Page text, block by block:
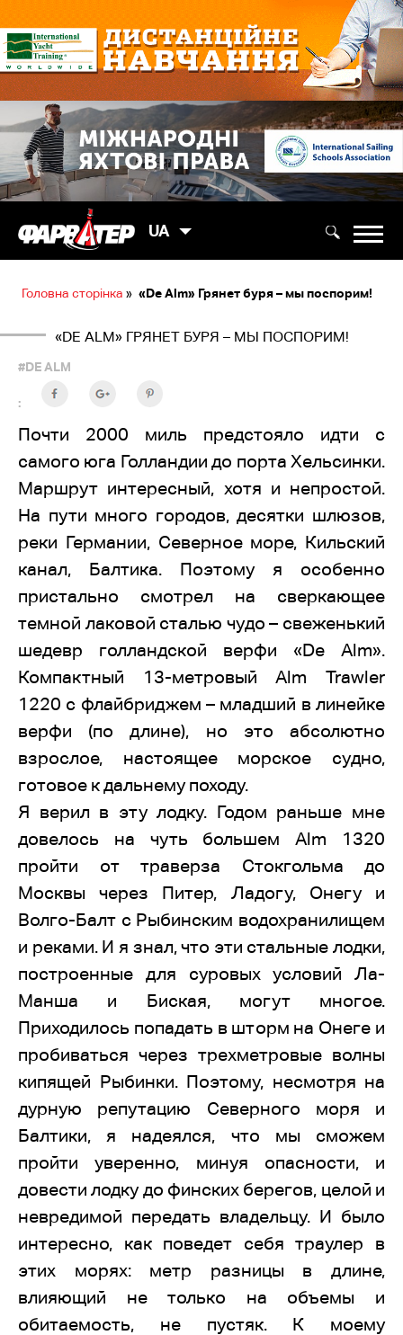
UA
Головна сторінка » «De Alm» Грянет буря – мы поспорим!
«DE ALM» ГРЯНЕТ БУРЯ – МЫ ПОСПОРИМ!
#DE ALM
:
Почти 2000 миль предстояло идти с
самого юга Голландии до порта Хельсинки.
Маршрут интересный, хотя и непростой.
На пути много городов, десятки шлюзов,
реки Германии, Северное море, Кильский
канал, Балтика. Поэтому я особенно
пристально смотрел на сверкающее
темной лаковой сталью чудо – свеженький
шедевр голландской верфи «De Alm».
Компактный 13-метровый Alm Trawler
1220 с флайбриджем – младший в линейке
верфи (по длине), но это абсолютно
взрослое, настоящее морское судно,
готовое к дальнему походу.
Я верил в эту лодку. Годом раньше мне
довелось на чуть большем Alm 1320
пройти от траверза Стокгольма до
Москвы через Питер, Ладогу, Онегу и
Волго-Балт с Рыбинским водохранилищем
и реками. И я знал, что эти стальные лодки,
построенные для суровых условий Ла-
Манша и Биская, могут многое.
Приходилось попадать в шторм на Онеге и
пробиваться через трехметровые волны
кипящей Рыбинки. Поэтому, несмотря на
дурную репутацию Северного моря и
Балтики, я надеялся, что мы сможем
пройти уверенно, минуя опасности, и
довести лодку до финских берегов, целой и
невредимой передать владельцу. И было
интересно, как поведет себя траулер в
этих морях: метр разницы в длине,
влияющий не только на объемы и
обитаемость, не пустяк. К моему